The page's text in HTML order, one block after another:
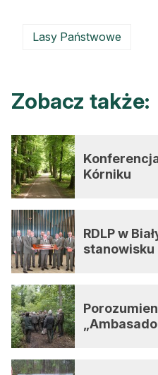
100 lat „Lasu
Prenumerata
Reklama
Zostań autorem
Archiwum
Kontakt
Lasy Państwowe
Zobacz także:
Kórniku
RDLP w